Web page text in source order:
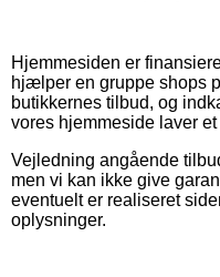
Hjemmesiden er
hjælper en gruppe shops
butikkernes tilbud, og
vores hjemmeside laver
Vejledning angående
men vi kan ikke give
eventuelt er realiseret
oplysninger.